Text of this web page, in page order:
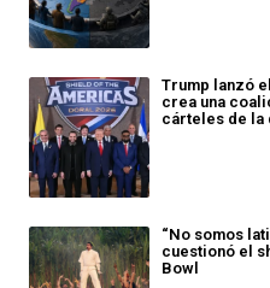
Trump lanzó
crea una
cárteles de la
“No somos
cuestionó el
Bowl